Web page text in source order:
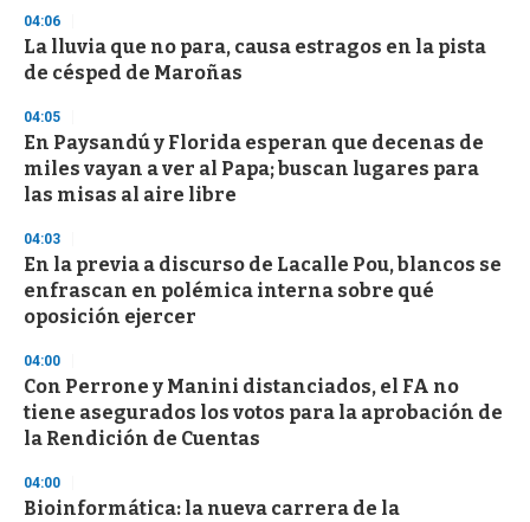
3
s
e
c
n
d
04:06
La lluvia que no para, causa estragos en la pista
de césped de Maroñas
04:05
En Paysandú y Florida esperan que decenas de
miles vayan a ver al Papa; buscan lugares para
las misas al aire libre
04:03
En la previa a discurso de Lacalle Pou, blancos se
enfrascan en polémica interna sobre qué
oposición ejercer
04:00
Con Perrone y Manini distanciados, el FA no
tiene asegurados los votos para la aprobación de
la Rendición de Cuentas
04:00
Bioinformática: la nueva carrera de la